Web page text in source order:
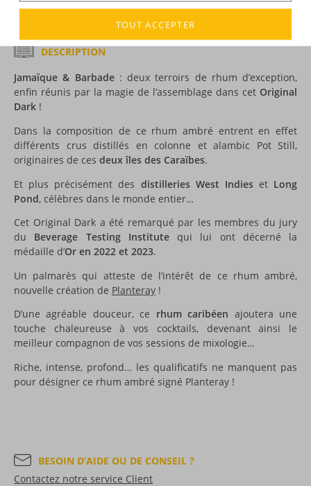
DESCRIPTION
Jamaïque & Barbade: deux terroirs de rhum d’exception,
enfin réunis par la magie de l’assemblage dans cet Original
Dark !
Dans la composition de ce rhum ambré entrent en effet
différents crus distillés en colonne et alambic Pot Still,
originaires de ces deux îles des Caraïbes.
Et plus précisément des distilleries West Indies et Long
Pond, célèbres dans le monde entier…
Cet Original Dark a été remarqué par les membres du jury
du Beverage Testing Institutequi lui ont décerné la
médaille d’Or en 2022 et 2023.
Un palmarès qui atteste de l’intérêt de ce rhum ambré,
nouvelle création de Planteray !
D’une agréable douceur, ce rhum caribéen ajoutera une
touche chaleureuse à vos cocktails, devenant ainsi le
meilleur compagnon de vos sessions de mixologie…
Riche, intense, profond… les qualificatifs ne manquent pas
pour désigner ce rhum ambré signé Planteray !
BESOIN D’AIDE OU DE CONSEIL ?
Contactez notre service Client
TOUT ACCEPTER